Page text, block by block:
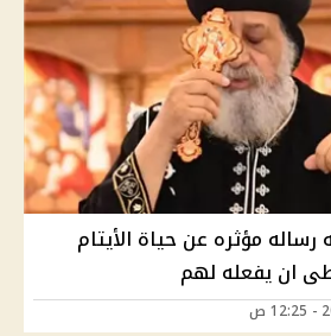
رساله مؤثره عن حياة الأيتام
ان يفعله لهم